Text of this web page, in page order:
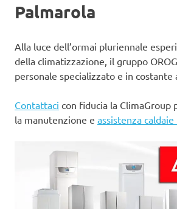
Palmarola
Alla luce dell’ormai pluriennale
della climatizzazione, il gruppo
personale specializzato e in costante
Contattaci con fiducia la ClimaGroup
la manutenzione e assistenza caldaie